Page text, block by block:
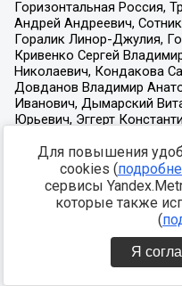
Для повышения
cookies (
сервисы
которые также
(
Я